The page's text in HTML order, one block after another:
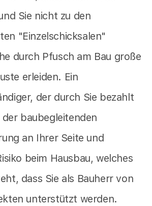
Sie nicht zu den
"Einzelschicksalen"
durch Pfusch am Bau große
erleiden. Ein
der durch Sie bezahlt
baubegleitenden
an Ihrer Seite und
beim Hausbau, welches
dass Sie als Bauherr von
unterstützt werden.